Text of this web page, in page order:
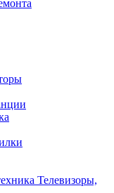
Телевизоры,